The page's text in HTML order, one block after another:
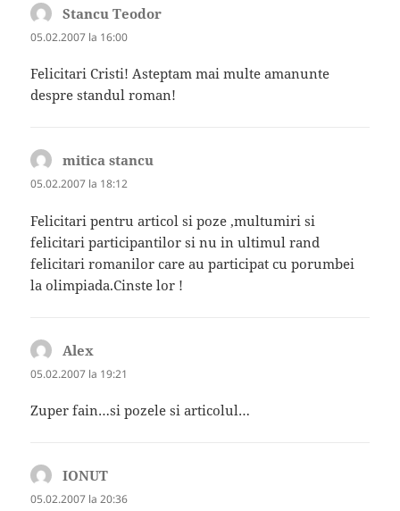
Stancu Teodor
05.02.2007 la 16:00
Felicitari Cristi! Asteptam mai multe amanunte
despre standul roman!
mitica stancu
05.02.2007 la 18:12
Felicitari pentru articol si poze ,multumiri si
felicitari participantilor si nu in ultimul rand
felicitari romanilor care au participat cu porumbei
la olimpiada.Cinste lor !
Alex
05.02.2007 la 19:21
Zuper fain…si pozele si articolul…
IONUT
05.02.2007 la 20:36